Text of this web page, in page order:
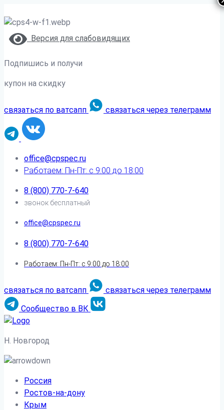
Версия для слабовидящих
Подпишись и получи
купон на скидку
связаться по ватсапп связаться через телеграмм
office@cpspec.ru
Работаем: Пн-Пт: с 9:00 до 18:00
8 (800) 770-7-640
звонок бесплатный
office@cpspec.ru
8 (800) 770-7-640
Работаем: Пн-Пт: с 9:00 до 18:00
связаться по ватсапп
связаться через телеграмм
Сообщество в ВК
Н. Новгород
Россия
Ростов-на-дону
Крым